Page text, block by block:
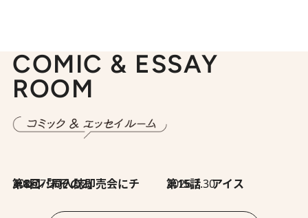
COMIC & ESSAY
ROOM
2026.7.30
第8回「同人誌即売会にチャレンジ その2」 2026.7.30
第15話 アイス